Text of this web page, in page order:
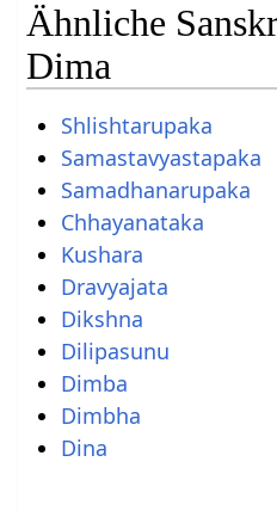
Ähnliche
Dima
Shlishtarupaka
Samastavyastapaka
Samadhanarupaka
Chhayanataka
Kushara
Dravyajata
Dikshna
Dilipasunu
Dimba
Dimbha
Dina